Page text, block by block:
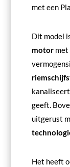
met een
Dit model
motor met
geeft.
uitgerust
Het heeft